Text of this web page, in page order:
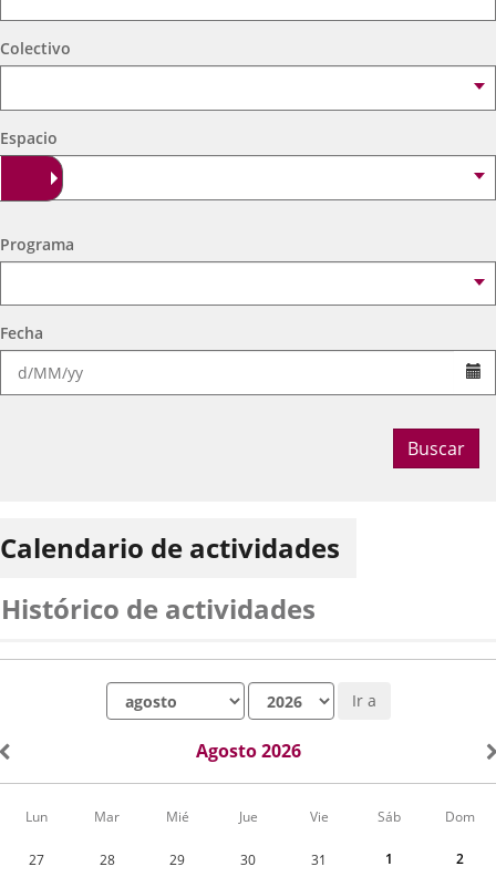
externa.externa.
Colectivo
Espacio
Programa
Fecha
Buscar
Calendario de actividades
Histórico de actividades
Ir a
Agosto 2026
Calendario
correspondiente
Lun Mar Mié Jue Vie Sáb Dom
27 28 29 30 31 1 2